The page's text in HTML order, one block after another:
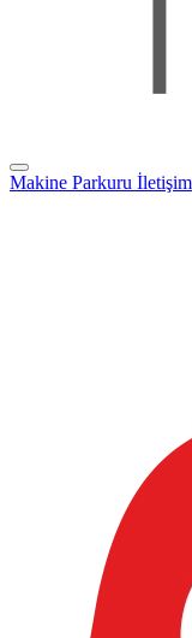
Makine Parkuru İletişim